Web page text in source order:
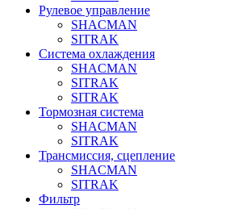
Рулевое управление
SHACMAN
SITRAK
Система охлаждения
SHACMAN
SITRAK
SITRAK
Тормозная система
SHACMAN
SITRAK
Трансмиссия, сцепление
SHACMAN
SITRAK
Фильтр